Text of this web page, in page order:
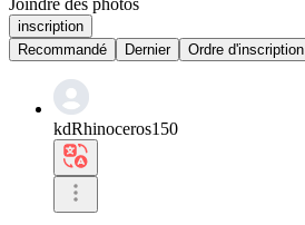
inscription
Recommandé
Dernier Ordre d'inscription
kdRhinoceros150